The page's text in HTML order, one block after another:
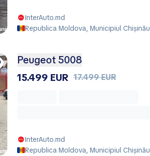
InterAuto.md
Republica Moldova, Municipiul Chișinău
Peugeot 5008
15.499 EUR 17.499 EUR
InterAuto.md
Republica Moldova, Municipiul Chișinău